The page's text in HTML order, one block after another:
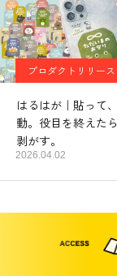
プロダクトリリース
はるはが｜貼って
動。役目を終えた
剥がす。
2026.04.02